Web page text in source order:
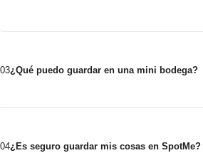
03¿Qué puedo guardar en una mini bodega?
04¿Es seguro guardar mis cosas en SpotMe?